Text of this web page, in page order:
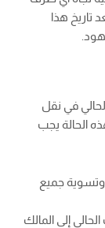
تاريخ هذا
في نقل
الحالة يجب
وتسوية جميع
إلى المالك